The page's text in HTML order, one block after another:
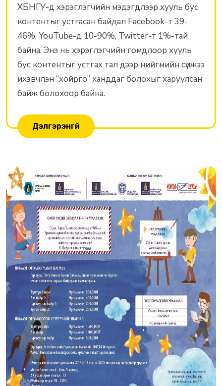
ХБНГУ-д хэрэглэгчийн мэдэгдлээр хууль бус
контентыг устгасан байдал Facebook-т 39-
46%, YouTube-д 10-90%, Twitter-т 1%-тай
байна. Энэ нь хэрэглэгчийн гомдлоор хууль
бус контентыг устгах тал дээр нийгмийн сүлжээ
ихэвчлэн “хойрго” ханддаг болохыг харуулсан
байж болохоор байна.
Дэлгэрэнгүй